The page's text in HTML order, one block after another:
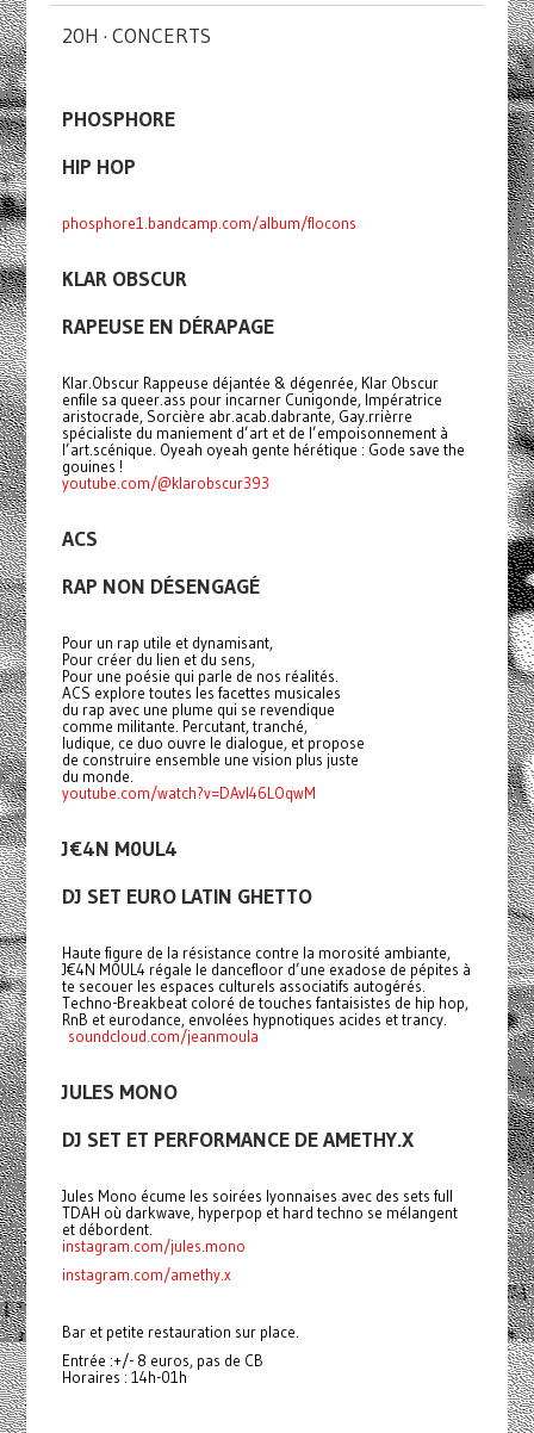
20H · CONCERTS
PHOSPHORE
HIP HOP
phosphore1.bandcamp.com/album/flocons
KLAR OBSCUR
RAPEUSE EN DÉRAPAGE
Klar.Obscur Rappeuse déjantée & dégenrée, Klar Obscur
enfile sa queer.ass pour incarner Cunigonde, Impératrice
aristocrade, Sorcière abr.acab.dabrante, Gay.rrièrre
spécialiste du maniement d’art et de l’empoisonnement à
l’art.scénique. Oyeah oyeah gente hérétique : Gode save the
gouines !
youtube.com/@klarobscur393
ACS
RAP NON DÉSENGAGÉ
Pour un rap utile et dynamisant,
Pour créer du lien et du sens,
Pour une poésie qui parle de nos réalités.
ACS explore toutes les facettes musicales
du rap avec une plume qui se revendique
comme militante. Percutant, tranché,
ludique, ce duo ouvre le dialogue, et propose
de construire ensemble une vision plus juste
du monde.
youtube.com/watch?v=DAvI46LOqwM
J€4N M0UL4
DJ SET EURO LATIN GHETTO
Haute figure de la résistance contre la morosité ambiante,
J€4N M0UL4 régale le dancefloor d’une exadose de pépites à
te secouer les espaces culturels associatifs autogérés.
Techno-Breakbeat coloré de touches fantaisistes de hip hop,
RnB et eurodance, envolées hypnotiques acides et trancy.
soundcloud.com/jeanmoula
JULES MONO
DJ SET ET PERFORMANCE DE AMETHY.X
Jules Mono écume les soirées lyonnaises avec des sets full
TDAH où darkwave, hyperpop et hard techno se mélangent
et débordent.
instagram.com/jules.mono
instagram.com/amethy.x
Bar et petite restauration sur place.
Entrée :+/- 8 euros, pas de CB
Horaires : 14h-01h